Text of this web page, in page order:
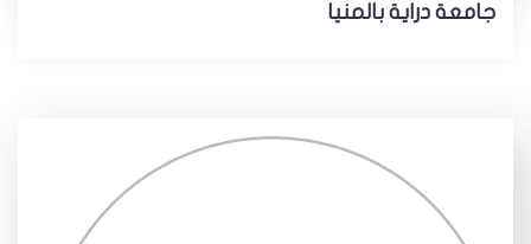
جامعة دراية بالمنيا